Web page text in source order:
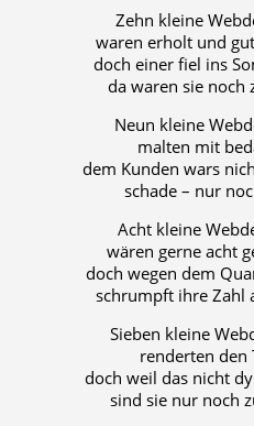
Zehn kleine
waren erholt und
doch einer fiel ins
da waren sie noch
Neun kleine
malten mit
dem Kunden wars
schade – nur
Acht kleine
wären gerne acht
doch wegen dem
schrumpft ihre Zahl
Sieben kleine
renderten den
doch weil das nicht
sind sie nur noch